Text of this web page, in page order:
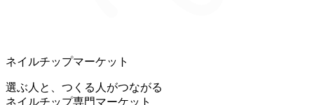
ネイルチップマーケット
選ぶ人と、つくる人がつながる
ネイルチップ専門マーケット